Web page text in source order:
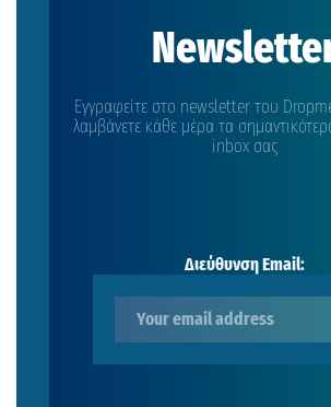
Εγγραφείτε στο newsletter του
λαμβάνετε κάθε μέρα τα
inbox σας
Διεύθυνση Email: